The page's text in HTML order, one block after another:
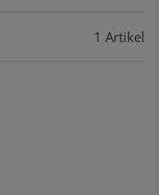
1 Artikel